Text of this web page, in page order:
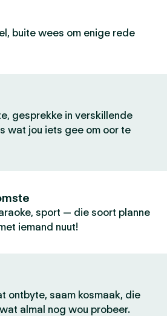
buite wees om enige rede
gesprekke in verskillende
wat jou iets gee om oor te
sport — die soort planne
iemand nuut!
ontbyte, saam kosmaak, die
almal nog wou probeer.